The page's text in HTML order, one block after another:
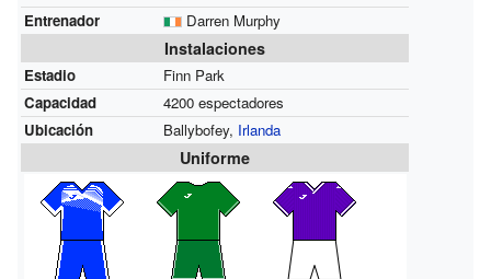
Entrenador
Darren Murphy
Instalaciones
Estadio
Finn Park
Capacidad
4200 espectadores
Ubicación
Ballybofey, Irlanda
Uniforme